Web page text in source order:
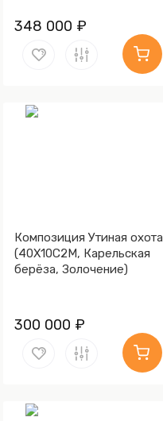
348 000 ₽
Композиция Утиная охота
(40Х10С2М, Карельская
берёза, Золочение)
300 000 ₽